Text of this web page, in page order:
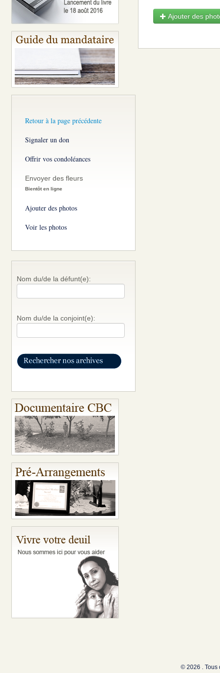
Retour à la page précédente
Signaler un don
Offrir vos condoléances
Envoyer des fleurs
Bientôt en ligne
Ajouter des photos
Voir les photos
Nom du/de la défunt(e):
Nom du/de la conjoint(e):
Ajouter des
© 2026 . Tous